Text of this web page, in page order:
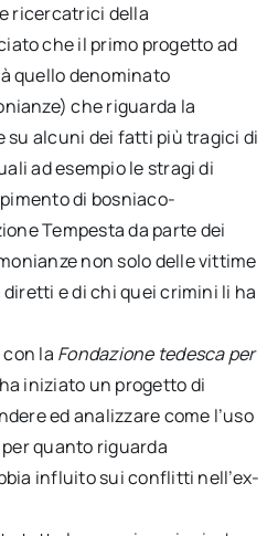
ricercatrici della
che il primo progetto ad
quello denominato
che riguarda la
su alcuni dei fatti più tragici di
ad esempio le stragi di
di bosniaco-
Tempesta da parte dei
non solo delle vittime
e di chi quei crimini li ha
la Fondazione tedesca per
iniziato un progetto di
ed analizzare come l’uso
quanto riguarda
influito sui conflitti nell’ex-